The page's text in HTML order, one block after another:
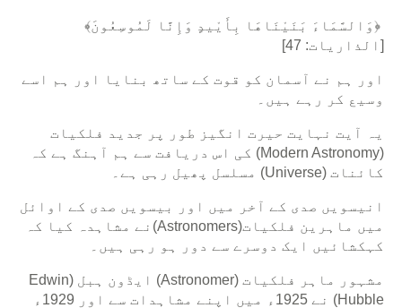
﴿وَالسَّمَاءَ بَنَيْنَاهَا بِأَيْيدٍ وَإِنَّا لَمُوسِعُونَ﴾
[الذاریات: 47]
اور ہم نے آسمان کو قوت کے ساتھ بنایا اور ہم اسے
وسیع کر رہے ہیں۔
یہ آیت نہایت حیرت انگیز طور پر جدید فلکیات
(Modern Astronomy) کی اس دریافت سے ہم آہنگ ہے کہ
کائنات (Universe) مسلسل پھیل رہی ہے۔
انیسویں صدی کے آخر میں اور بیسویں صدی کے اوائل
میں ماہرین فلکیات(Astronomers)نے مشاہدہ کیا کہ
کہکشائیں ایک دوسرے سے دور ہو رہی ہیں۔
مشہور ماہر فلکیات (Astronomer) ایڈون ہبل (Edwin
Hubble) نے 1925ء میں اپنے مشاہدات سے اور 1929ء